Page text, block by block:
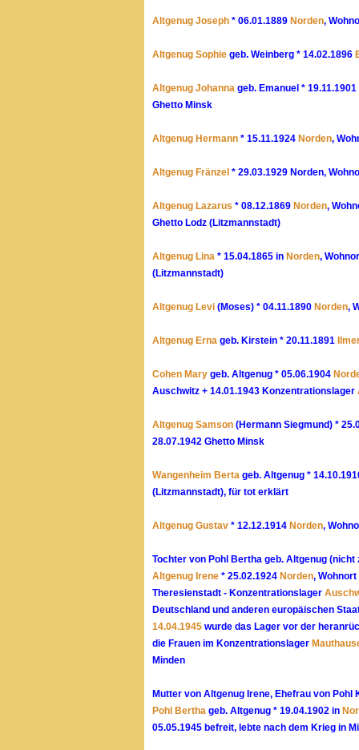
Altgenug Joseph * 06.01.1889 Norden,
Altgenug Sophie geb. Weinberg * 14.02.1896
Altgenug Johanna geb. Emanuel * 19.11.1901
Ghetto Minsk
Altgenug Hermann * 15.11.1924 Norden,
Altgenug Fränzel * 29.03.1929 Norden,
Altgenug Lazarus * 08.12.1869 Norden,
Ghetto Lodz (Litzmannstadt)
Altgenug Lina * 15.04.1865 in Norden,
(Litzmannstadt)
Altgenug Levi (Moses) * 04.11.1890 Norden,
Altgenug Erna geb. Kirstein * 20.11.1891
Cohen Mary geb. Altgenug * 05.06.1904
Auschwitz + 14.01.1943 Konzentrationslager
Altgenug Samson (Hermann Siegmund) *
28.07.1942 Ghetto Minsk
Wangenheim Berta geb. Altgenug *
(Litzmannstadt), für tot erklärt
Altgenug Gustav * 12.12.1914 Norden,
Tochter von Pohl Bertha geb. Altgenug
Altgenug Irene * 25.02.1924 Norden,
Theresienstadt - Konzentrationslager
Deutschland und anderen europäischen
14.04.1945 wurde das Lager vor der
die Frauen im Konzentrationslager
Minden
Mutter von Altgenug Irene, Ehefrau von Pohl
Pohl Bertha geb. Altgenug * 19.04.1902 in
05.05.1945 befreit, lebte nach dem Krieg in